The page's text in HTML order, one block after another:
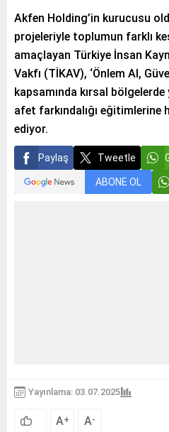
Akfen Holding’in kurucusu
projeleriyle toplumun farklı
amaçlayan Türkiye İnsan
Vakfı (TİKAV), ‘Önlem Al,
kapsamında kırsal
afet farkındalığı eğitimlerine
ediyor.
Paylaş Tweetle
ABONE OL
Yayınlama: 03.07.2025
A+ A-